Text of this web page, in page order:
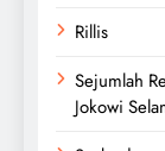
Rillis
Sejumlah
Jokowi